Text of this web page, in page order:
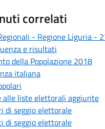
correlati
- Regione Liguria -
e risultati
della Popolazione 2018
italiana
alle liste elettorali aggiunte
di seggio elettorale
di seggio elettorale